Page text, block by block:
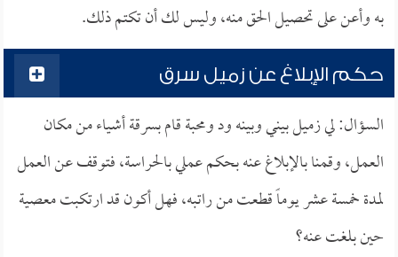
به وأعن على تحصيل الحق منه، وليس لك أن تكتم ذلك.
حكم الإبلاغ عن زميل سرق
السؤال: لي زميل بيني وبينه ود ومحبة قام بسرقة أشياء من مكان
العمل، وقمنا بالإبلاغ عنه بحكم عملي بالحراسة، فتوقف عن العمل
لمدة خمسة عشر يوماً قطعت من راتبه، فهل أكون قد ارتكبت معصية
حين بلغت عنه؟